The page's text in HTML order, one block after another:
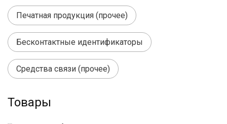
Печатная продукция (прочее)
Бесконтактные идентификаторы
Средства связи (прочее)
Товары